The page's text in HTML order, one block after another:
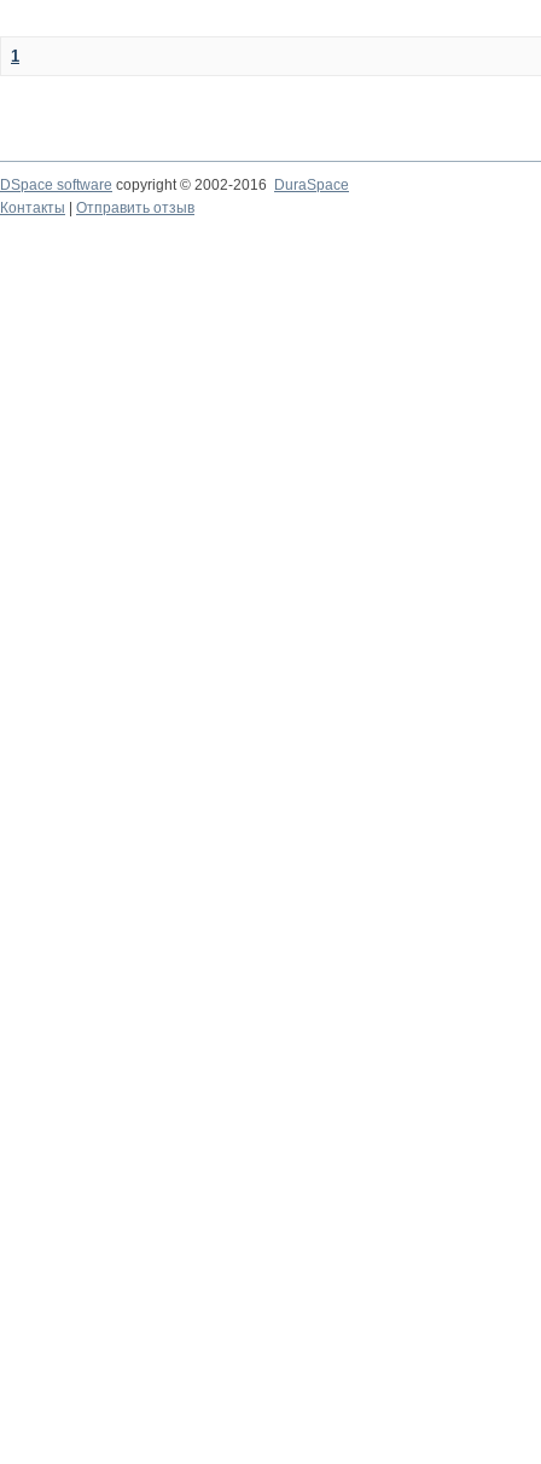
1
DSpace software copyright © 2002-2016
DuraSpace
Контакты
Отправить отзыв